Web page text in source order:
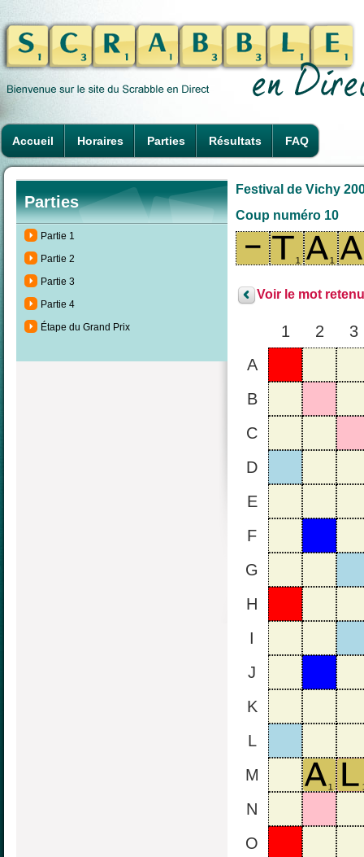
Accueil Horaires Parties Résultats FAQ
Parties
Partie 1
Partie 2
Partie 3
Partie 4
Étape du Grand Prix
Festival de Vichy
Coup numéro 10
Voir le mot
1 2
3
A
B
C
D
E
F
G
H
I
J
K
L
M
N
O